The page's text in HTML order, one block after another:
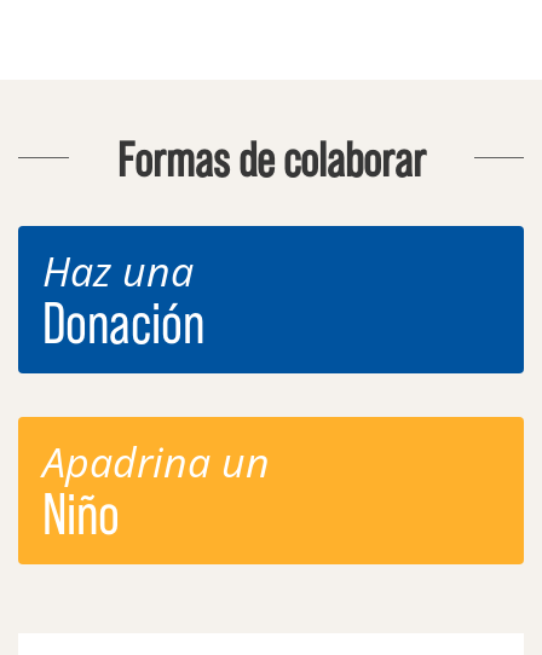
Formas de colaborar
Haz una
Donación
Apadrina un
Niño